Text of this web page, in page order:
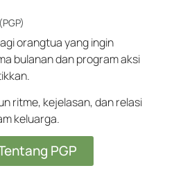
orangtua yang ingin
bulanan dan program aksi
ritme, kejelasan, dan relasi
keluarga.
PGP